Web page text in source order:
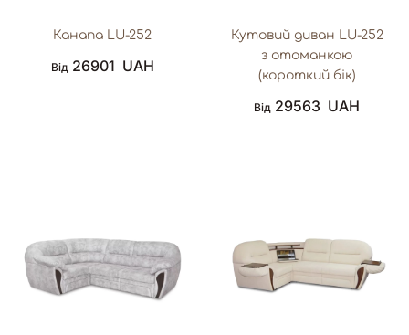
Канапа LU-252
Від 26901 UAH
Кутовий диван LU-252
з отоманкою
(короткий бік)
Від 29563 UAH